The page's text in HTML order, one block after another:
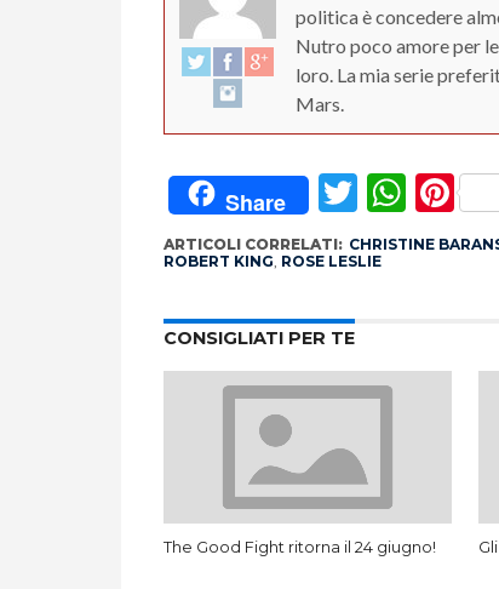
politica è concedere
Nutro poco amore per
loro. La mia serie
Mars.
Share Twitter
ARTICOLI CORRELATI: CHRISTINE
ROBERT KING, ROSE LESLIE
CONSIGLIATI PER TE
The Good Fight ritorna il 24 giugno!